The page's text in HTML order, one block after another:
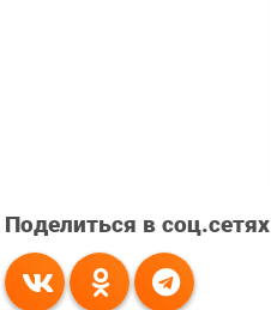
Поделиться в соц.сетях